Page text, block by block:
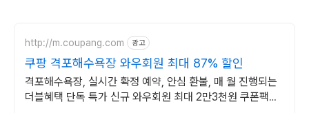
http://m.coupang.com 광고
쿠팡 격포해수욕장 와우회원 최대 87% 할인
격포해수욕장, 실시간 확정 예약, 안심 환불, 매 월 진행되는
더블혜택 단독 특가 신규 와우회원 최대 2만3천원 쿠폰팩